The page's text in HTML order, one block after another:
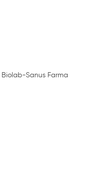
Sanus Farma